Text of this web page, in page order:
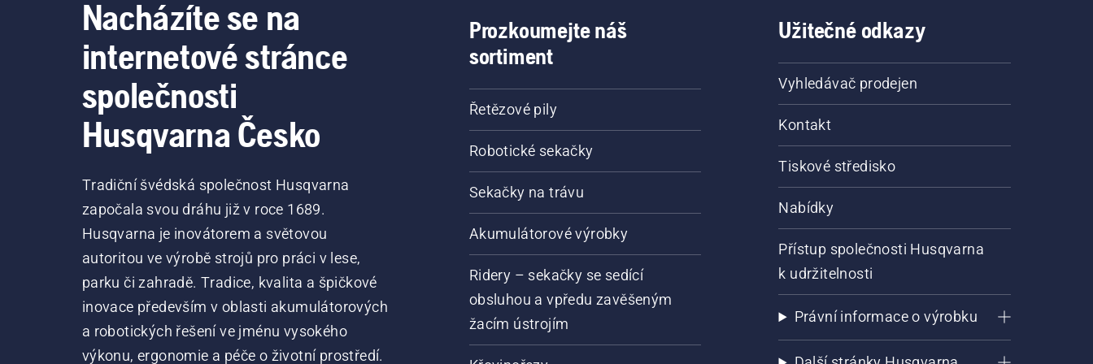
Nacházíte se na
internetové stránce
společnosti
Husqvarna Česko
Tradiční švédská společnost Husqvarna
započala svou dráhu již v roce 1689.
Husqvarna je inovátorem a světovou
autoritou ve výrobě strojů pro práci v lese,
parku či zahradě. Tradice, kvalita a špičkové
inovace především v oblasti akumulátorových
a robotických řešení ve jménu vysokého
výkonu, ergonomie a péče o životní prostředí.
Prozkoumejte náš
sortiment
Řetězové pily
Robotické sekačky
Sekačky na trávu
Akumulátorové výrobky
Ridery – sekačky se sedící
obsluhou a vpředu zavěšeným
žacím ústrojím
Užitečné odkazy
Vyhledávač prodejen
Kontakt
Tiskové středisko
Nabídky
Přístup společnosti Husqvarna
k udržitelnosti
Právní informace o výrobku